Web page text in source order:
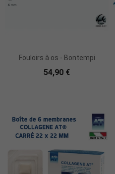
Fouloirs à os - Bontempi
54,90 €